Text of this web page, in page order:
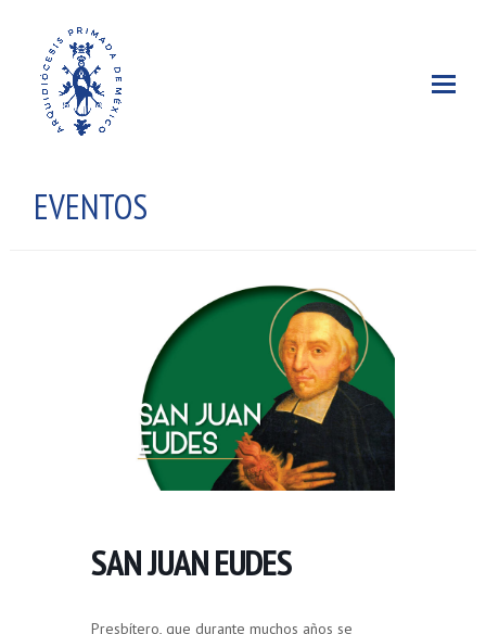
EVENTOS
SAN JUAN EUDES
Presbítero, que durante muchos años se